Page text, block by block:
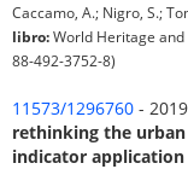
Caccamo, A.; Nigro, S.;
libro:World Heritage
88-492-3752-8)
11573/1296760 -
rethinking the
indicator application